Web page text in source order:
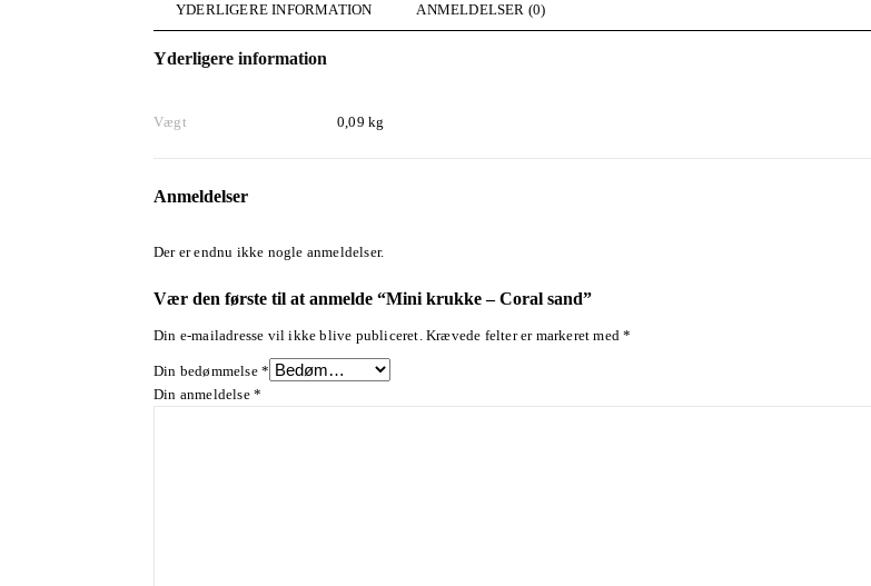
YDERLIGERE INFORMATION ANMELDELSER (0)
Yderligere information
Vægt 0,09 kg
Anmeldelser
Der er endnu ikke nogle anmeldelser.
Vær den første til at anmelde “Mini krukke – Coral sand”
Din e-mailadresse vil ikke blive publiceret. Krævede felter er markeret med*
Din bedømmelse *
Din anmeldelse *